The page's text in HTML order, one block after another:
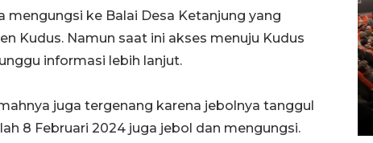
mengungsi ke Balai Desa Ketanjung yang
Kudus. Namun saat ini akses menuju Kudus
informasi lebih lanjut.
juga tergenang karena jebolnya tanggul
8 Februari 2024 juga jebol dan mengungsi.
Feature - Kalsel Merangkul
Anak Putus Sekolah Lewat
30 Juli 2026 17:53